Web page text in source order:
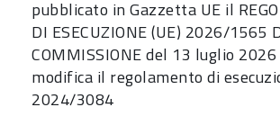
pubblicato in Gazzetta UE il
DI ESECUZIONE (UE) 2026/1565
COMMISSIONE del 13 luglio
modifica il regolamento di
2024/3084